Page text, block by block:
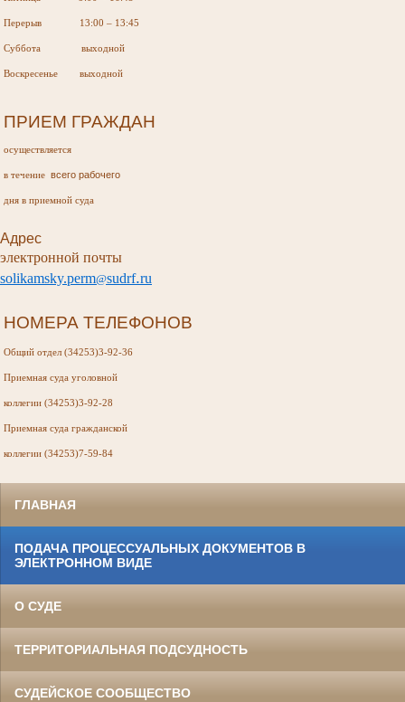
Перерыв 13:00 – 13:45
Суббота выходной
Воскресенье выходной
ПРИЕМ ГРАЖДАН
осуществляется
в течение всего рабочего
дня в приемной суда
Адрес
электронной почты
solikamsky.perm@sudrf.ru
НОМЕРА ТЕЛЕФОНОВ
Общий отдел (34253)3-92-36
Приемная суда уголовной
коллегии (34253)3-92-28
Приемная суда гражданской
коллегии (34253)7-59-84
ГЛАВНАЯ
ПОДАЧА ПРОЦЕССУАЛЬНЫХ ДОКУМЕНТОВ В
ЭЛЕКТРОННОМ ВИДЕ
О СУДЕ
ТЕРРИТОРИАЛЬНАЯ ПОДСУДНОСТЬ
СУДЕЙСКОЕ СООБЩЕСТВО